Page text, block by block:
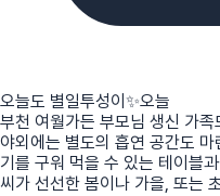
오늘도 별일투성이✨️오늘
부천 여월가든 부모님 생신 가
야외에는 별도의 흡연 공간도
기를 구워 먹을 수 있는 테이블
씨가 선선한 봄이나 가을, 또는